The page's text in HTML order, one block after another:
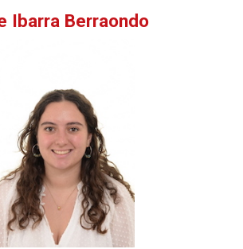
Ibarra Berraondo